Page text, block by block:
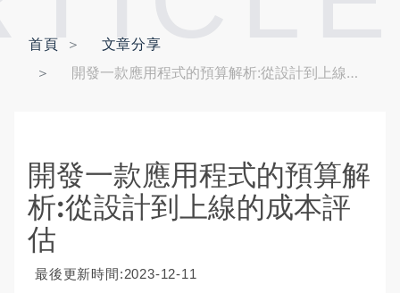
首頁
文章分享
開發一款應用程式的預算解析:從設計到上線的成本評估
開發一款應用程式的預算解
析:從設計到上線的成本評
估
最後更新時間:2023-12-11